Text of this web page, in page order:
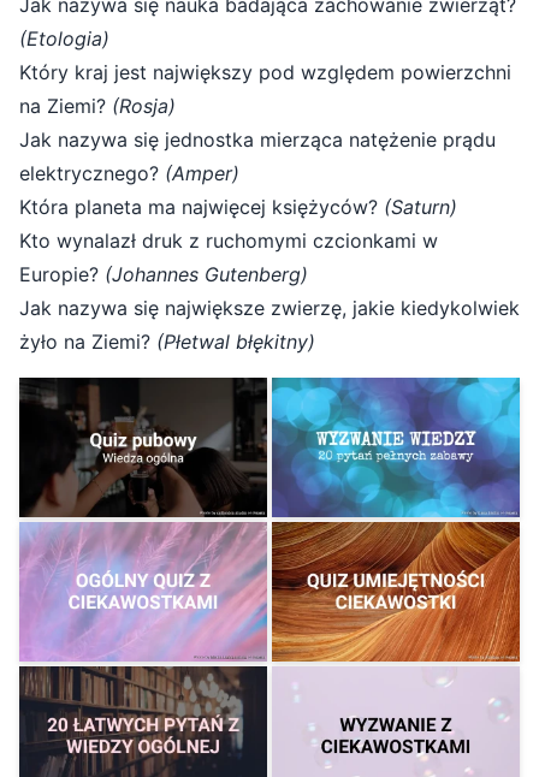
Jak nazywa się nauka badająca zachowanie zwierząt?
(Etologia)
Który kraj jest największy pod względem powierzchni
na Ziemi? (Rosja)
Jak nazywa się jednostka mierząca natężenie prądu
elektrycznego? (Amper)
Która planeta ma najwięcej księżyców? (Saturn)
Kto wynalazł druk z ruchomymi czcionkami w
Europie? (Johannes Gutenberg)
Jak nazywa się największe zwierzę, jakie kiedykolwiek
żyło na Ziemi? (Płetwal błękitny)